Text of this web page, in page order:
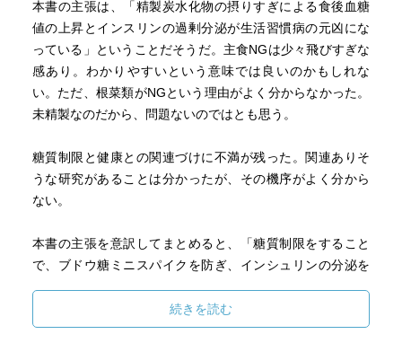
本書の主張は、「精製炭水化物の摂りすぎによる食後血糖
値の上昇とインスリンの過剰分泌が生活習慣病の元凶にな
っている」ということだそうだ。主食NGは少々飛びすぎな
感あり。わかりやすいという意味では良いのかもしれな
い。ただ、根菜類がNGという理由がよく分からなかった。
未精製なのだから、問題ないのではとも思う。
糖質制限と健康との関連づけに不満が残った。関連ありそ
うな研究があることは分かったが、その機序がよく分から
ない。
本書の主張を意訳してまとめると、「糖質制限をすること
で、ブドウ糖ミニスパイクを防ぎ、インシュリンの分泌を
リンそのものが出ないので、膵臓の疲れを軽減することが
できる。」ということだろう。であれば、糖質制限が本質
続きを読む